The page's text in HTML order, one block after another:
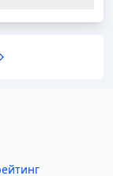
ремонта у Вас
не
читатели
Ура...
(или